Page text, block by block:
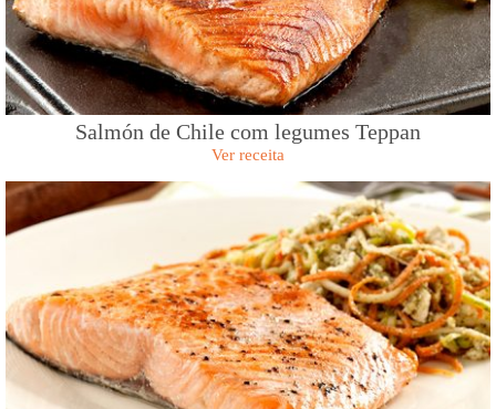
Salmón de Chile com legumes Teppan
Ver receita